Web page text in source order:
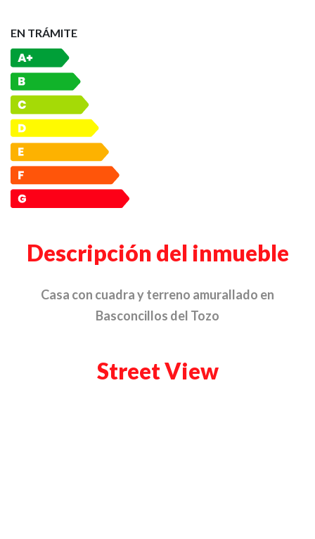
EN TRÁMITE
Descripción del inmueble
Casa con cuadra y terreno amurallado en
Basconcillos del Tozo
Street View